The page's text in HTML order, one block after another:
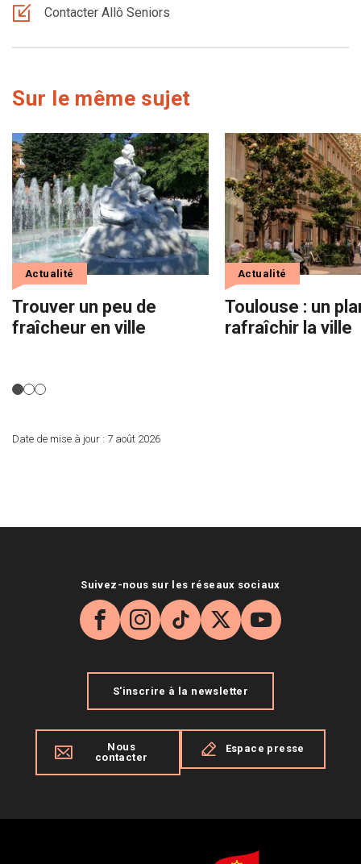
Contacter Allô Seniors
Sur le même sujet
Trouver un peu de
fraîcheur en ville
Actualité
Toulouse : un
rafraîchir la ville
Actualité
Date de mise à jour : 7 août 2026
Suivez-nous sur les réseaux sociaux
Facebook
Instagram
TikTok
X YouTube
S'inscrire à la newsletter
Nous
contacter
Espace presse